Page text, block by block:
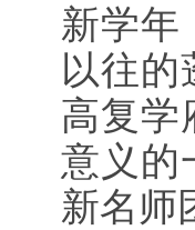
新学年
以往的
高复学
意义
新名师